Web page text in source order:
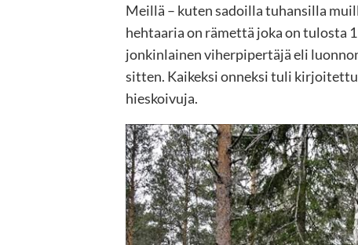
Meillä – kuten sadoilla tuhansilla
hehtaaria on rämettä joka on tulosta
jonkinlainen viherpipertäjä eli
sitten. Kaikeksi onneksi tuli
hieskoivuja.